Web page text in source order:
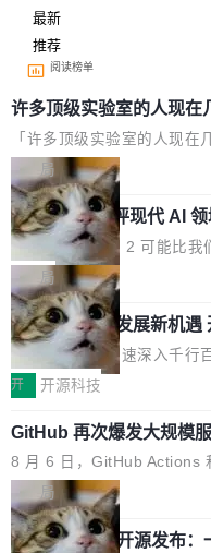
最新
推荐
阅读榜单
许多顶级实验室的人现在
了
「许多顶级实验室的人现在
且他们认为 ICLR/ICML/
度宣传和欺诈。」 OpenAI
n 这条推文引发了广泛讨论
话，他是说出了一个圈内人
破的事实。 Jordan 随后补
「我不认为这些会议上大部
或造假。问题是，作为读者
看起来最令人兴奋的论文，
度宣传的。」 这才是真正的
都有问题，是最吸引眼球的
他引用的帖子来自 Mathew
026 的读者：「看了篇 ...
局
xAI 前工程师评现代 AI 领
3 开源项目
Flash Attention 2 可能比我
这句话不是来自某个技术博
Pham 的一条推文。Hieu
的早期工程师之一，在 Grok
工作过。近日他在 X 上发了
认为现代 AI 领域最重要的三
个名字毫无悬念：Flash
理由很具体。FA 系列不需要
认为最重要的一个——复杂
驱动你去学 CuTe，但还没
er++ 优化所淹没，足够容易
键的是 FA2 的持久性...
局
共商智能硬件发展新机遇
硬件开发者日杭州站即将
随着万物智联加速深入千行
单点设备迈向智能化、网联
鸿蒙通过统一技术底座和分
型智能设备的开发、连接与
也为产业链企业探索产品创
的空间。 8月14日，开源鸿
（OHDD：OpenHarmony
开 开源科技
GitHub 再次爆发大规模
8 月 6 日，GitHub Actions
模服务降级，Actions 完全
webhook 停发，连自托管
障无法工作。Pages、
局
Prime Agent 开源发布：